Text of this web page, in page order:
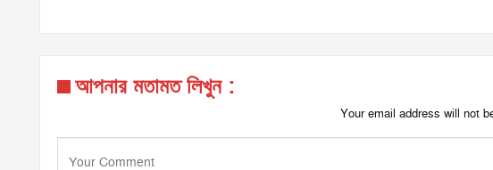
আপনার মতামত লিখুন :
Your email address will not